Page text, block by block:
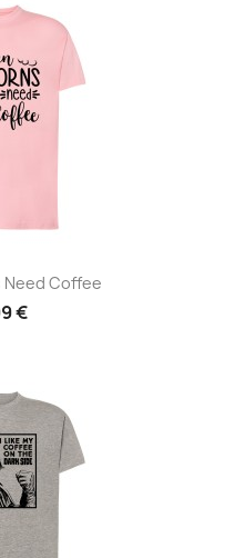
Need Coffee
€